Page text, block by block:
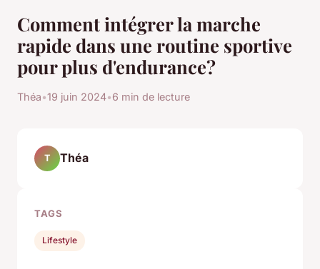
Comment intégrer la marche
rapide dans une routine sportive
pour plus d'endurance?
Théa•19 juin 2024•6 min de lecture
T Théa
TAGS
Lifestyle